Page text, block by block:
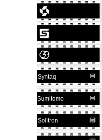
Syntaq
Sumitomo
Solitron